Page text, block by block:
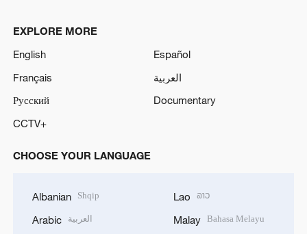
EXPLORE MORE
English
Español
Français
العربية
Русский
Documentary
CCTV+
CHOOSE YOUR LANGUAGE
Albanian Shqip
Arabic العربية
Lao ລາວ
Malay Bahasa Melayu